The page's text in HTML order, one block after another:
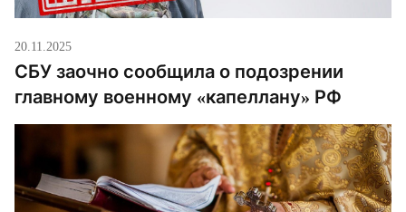
20.11.2025
СБУ заочно сообщила о подозрении
главному военному «капеллану» РФ